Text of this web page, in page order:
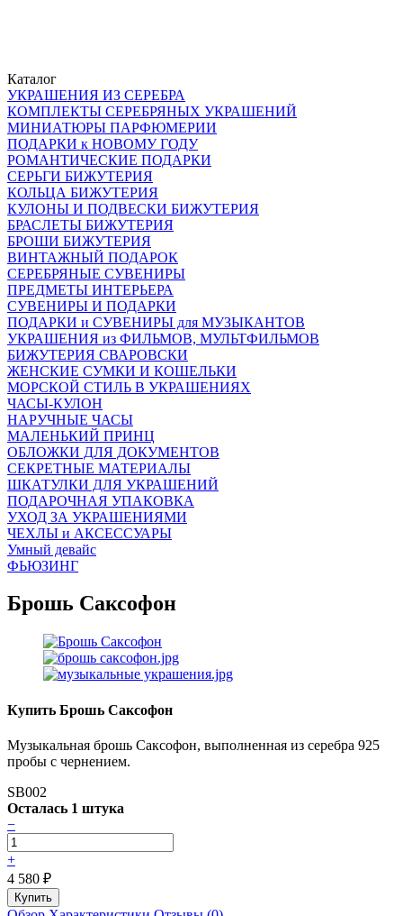
Каталог
УКРАШЕНИЯ ИЗ СЕРЕБРА
КОМПЛЕКТЫ СЕРЕБРЯНЫХ УКРАШЕНИЙ
МИНИАТЮРЫ ПАРФЮМЕРИИ
ПОДАРКИ к НОВОМУ ГОДУ
РОМАНТИЧЕСКИЕ ПОДАРКИ
СЕРЬГИ БИЖУТЕРИЯ
КОЛЬЦА БИЖУТЕРИЯ
КУЛОНЫ И ПОДВЕСКИ БИЖУТЕРИЯ
БРАСЛЕТЫ БИЖУТЕРИЯ
БРОШИ БИЖУТЕРИЯ
ВИНТАЖНЫЙ ПОДАРОК
СЕРЕБРЯНЫЕ СУВЕНИРЫ
ПРЕДМЕТЫ ИНТЕРЬЕРА
СУВЕНИРЫ И ПОДАРКИ
ПОДАРКИ и СУВЕНИРЫ для МУЗЫКАНТОВ
УКРАШЕНИЯ из ФИЛЬМОВ, МУЛЬТФИЛЬМОВ
БИЖУТЕРИЯ СВАРОВСКИ
ЖЕНСКИЕ СУМКИ И КОШЕЛЬКИ
МОРСКОЙ СТИЛЬ В УКРАШЕНИЯХ
ЧАСЫ-КУЛОН
НАРУЧНЫЕ ЧАСЫ
МАЛЕНЬКИЙ ПРИНЦ
ОБЛОЖКИ ДЛЯ ДОКУМЕНТОВ
СЕКРЕТНЫЕ МАТЕРИАЛЫ
ШКАТУЛКИ ДЛЯ УКРАШЕНИЙ
ПОДАРОЧНАЯ УПАКОВКА
УХОД ЗА УКРАШЕНИЯМИ
ЧEХЛЫ и АКСЕССУАРЫ
Умный девайс
ФЬЮЗИНГ
Брошь Саксофон
Купить Брошь Саксофон
Музыкальная брошь Саксофон, выполненная из серебра 925
пробы с чернением.
SB002
Осталась 1 штука
−
+
4 580 ₽